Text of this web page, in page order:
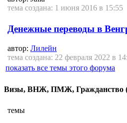
тема создана: 1 июня 2016 в 15:55
Денежные переводы в
автор: Лилейн
тема создана: 22 февраля 2022 в
показать все темы этого форума
Визы, ВНЖ, ПМЖ, Гражданство
темы